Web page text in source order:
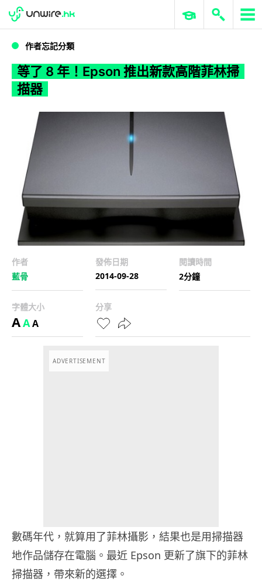
等了 8 年！Epson 推出新款高階菲林掃描器
WWDC 2026 ERP 與商業 AI
作者忘記分類
等了 8 年！Epson 推出新款高階菲林掃
描器
作者
藍骨
發佈日期
2014-09-28
閱讀時間
2分鐘
字體大小
AAA
分享
ADVERTISEMENT
數碼年代，就算用了菲林攝影，結果也是用掃描器
地作品儲存在電腦。最近 Epson 更新了旗下的菲林
掃描器，帶來新的選擇。